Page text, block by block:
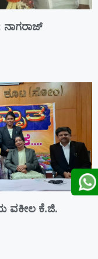
ನಾಗರಾಜ್
ವಕೀಲ ಕೆ.ಜಿ.